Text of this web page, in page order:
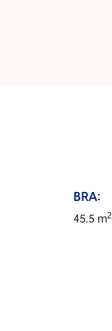
BRA:
45.5 m2